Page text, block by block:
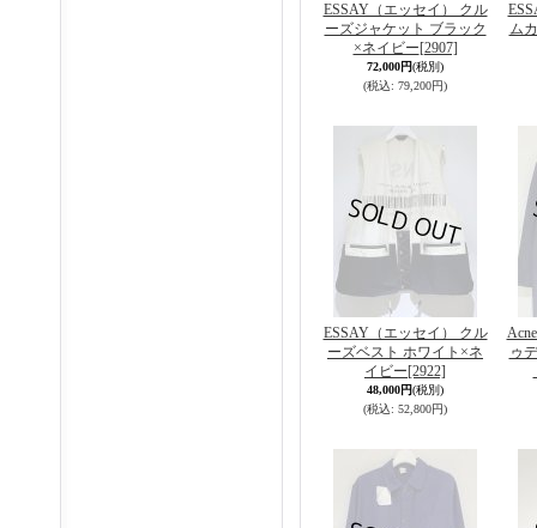
ESSAY（エッセイ） クル
ーズジャケット ブラック
×ネイビー[2907]
72,000円(税別)
(税込: 79,200円)
ム
ESSAY（エッセイ） クル
ーズベスト ホワイト×ネ
イビー[2922]
48,000円(税別)
(税込: 52,800円)
ゥ